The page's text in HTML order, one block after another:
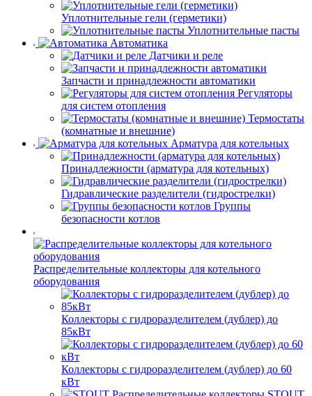
Уплотнительные гели (герметики)
Уплотнительные пасты
Автоматика
Датчики и реле
Запчасти и принадлежности автоматики
Регуляторы
для систем отопления
Термостаты
(комнатные и внешние)
Арматура для котельных
Принадлежности (арматура для котельных)
Гидравлические разделители (гидрострелки)
Группы
безопасности котлов
Распределительные коллекторы для котельного
оборудования
Коллекторы с гидроразделителем (дублер) до
85кВт
Коллекторы с гидроразделителем (дублер) до 60
кВт